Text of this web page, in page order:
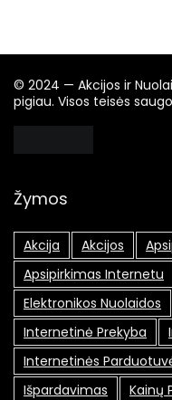
© 2024 — Akcijos ir
pigiau. Visos teisės
Žymos
Akcija Akcijos
Apsipirkimas Internetu
Elektronikos Nuolaidos
Internetinė Prekyba
Internetinės
Išpardavimas
Kainų